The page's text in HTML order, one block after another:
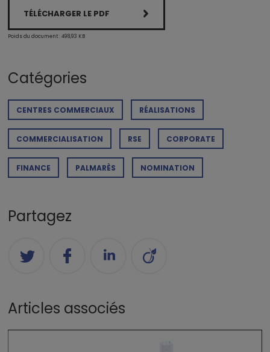
TÉLÉCHARGER LE PDF
Poids du document : 498,93 KB
Catégories
CENTRES COMMERCIAUX RÉALISATIONS
COMMERCIALISATION RSE CORPORATE
FINANCE PALMARÈS NOMINATION
Partagez
Articles associés